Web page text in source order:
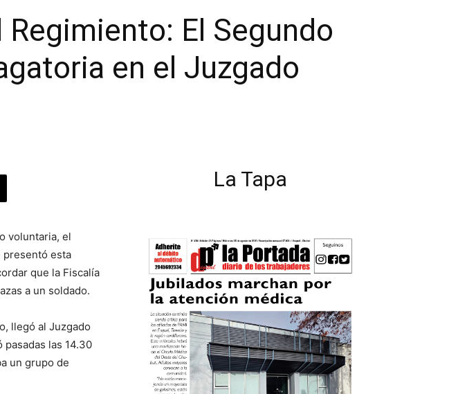
El Segundo
en el Juzgado
voluntaria, el
presentó esta
que la Fiscalía
a un soldado.
llegó al Juzgado
las 14.30
un grupo de
La Tapa